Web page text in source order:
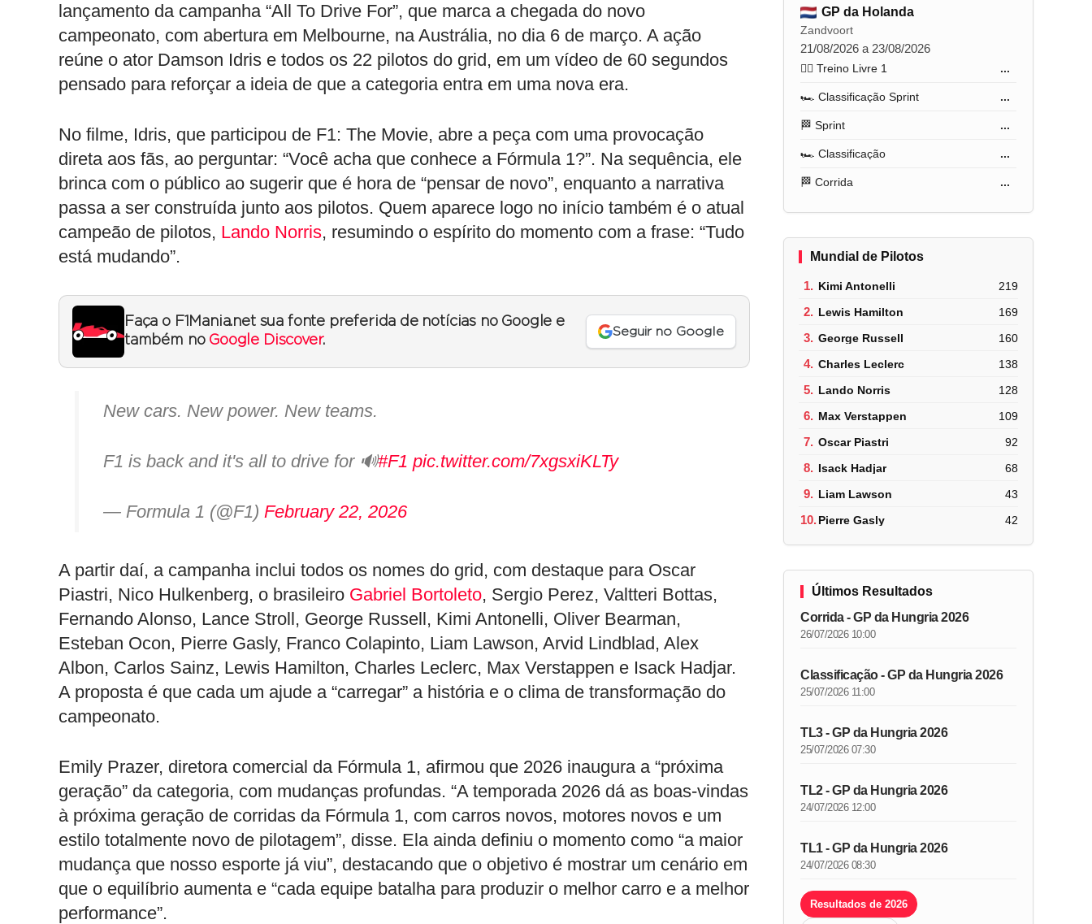
lançamento da campanha “All To Drive For”, que marca a chegada do novo
campeonato, com abertura em Melbourne, na Austrália, no dia 6 de março. A ação
reúne o ator Damson Idris e todos os 22 pilotos do grid, em um vídeo de 60 segundos
pensado para reforçar a ideia de que a categoria entra em uma nova era.
No filme, Idris, que participou de F1: The Movie, abre a peça com uma provocação
direta aos fãs, ao perguntar: “Você acha que conhece a Fórmula 1?”. Na sequência, ele
brinca com o público ao sugerir que é hora de “pensar de novo”, enquanto a narrativa
passa a ser construída junto aos pilotos. Quem aparece logo no início também é o atual
campeão de pilotos, Lando Norris, resumindo o espírito do momento com a frase: “Tudo
está mudando”.
Faça o F1Mania.net sua fonte preferida de notícias no Google e
também no Google Discover.
Seguir no Google
New cars. New power. New teams.
F1 is back and it's all to drive for 🔊#F1 pic.twitter.com/7xgsxiKLTy
— Formula 1 (@F1) February 22, 2026
A partir daí, a campanha inclui todos os nomes do grid, com destaque para Oscar
Piastri, Nico Hulkenberg, o brasileiro Gabriel Bortoleto, Sergio Perez, Valtteri Bottas,
Fernando Alonso, Lance Stroll, George Russell, Kimi Antonelli, Oliver Bearman,
Esteban Ocon, Pierre Gasly, Franco Colapinto, Liam Lawson, Arvid Lindblad, Alex
Albon, Carlos Sainz, Lewis Hamilton, Charles Leclerc, Max Verstappen e Isack Hadjar.
A proposta é que cada um ajude a “carregar” a história e o clima de transformação do
campeonato.
Emily Prazer, diretora comercial da Fórmula 1, afirmou que 2026 inaugura a “próxima
geração” da categoria, com mudanças profundas. “A temporada 2026 dá as boas-vindas
à próxima geração de corridas da Fórmula 1, com carros novos, motores novos e um
estilo totalmente novo de pilotagem”, disse. Ela ainda definiu o momento como “a maior
mudança que nosso esporte já viu”, destacando que o objetivo é mostrar um cenário em
que o equilíbrio aumenta e “cada equipe batalha para produzir o melhor carro e a melhor
performance”.
GP da Holanda
Zandvoort
21/08/2026 a 23/08/2026
🏋️‍♂️ Treino Livre 1 ...
🏎️ Classificação Sprint ...
🏁 Sprint ...
🏎️ Classificação ...
🏁 Corrida ...
Mundial de Pilotos
1. Kimi Antonelli 219
2. Lewis Hamilton 169
3. George Russell 160
4. Charles Leclerc 138
5. Lando Norris 128
6. Max Verstappen 109
7. Oscar Piastri 92
8. Isack Hadjar 68
9. Liam Lawson 43
10.Pierre Gasly 42
Últimos Resultados
Corrida - GP da Hungria 2026
26/07/2026 10:00
Classificação - GP da Hungria 2026
25/07/2026 11:00
TL3 - GP da Hungria 2026
25/07/2026 07:30
TL2 - GP da Hungria 2026
24/07/2026 12:00
TL1 - GP da Hungria 2026
24/07/2026 08:30
Resultados de 2026